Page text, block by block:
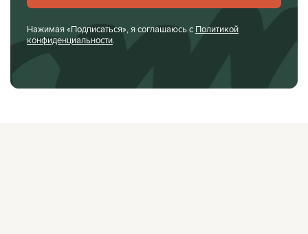
Нажимая «Подписаться», я соглашаюсь с Политикой
конфиденциальности.